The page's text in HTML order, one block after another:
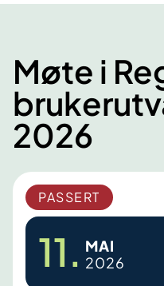
Møte i
2026
PASSERT
11. MAI
2026